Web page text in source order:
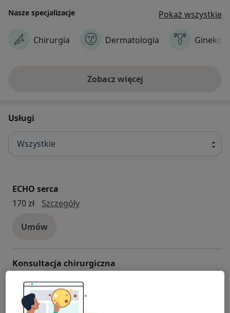
Centrum są wielopoziomowe świadczenia medyczne z
zakresu medycyny ogólnej. Ultra - Med funkcjonuje w
oparciu o kontrakty z Narodowym Funduszem
Nasze specjalizacje Pokaż wszystkie
Chirurgia Dermatologia
Zobacz więcej
Usługi
Wszystkie
ECHO serca
170 zł
SzczegółyECHO serca
Umów
Konsultacja chirurgiczna
Umów